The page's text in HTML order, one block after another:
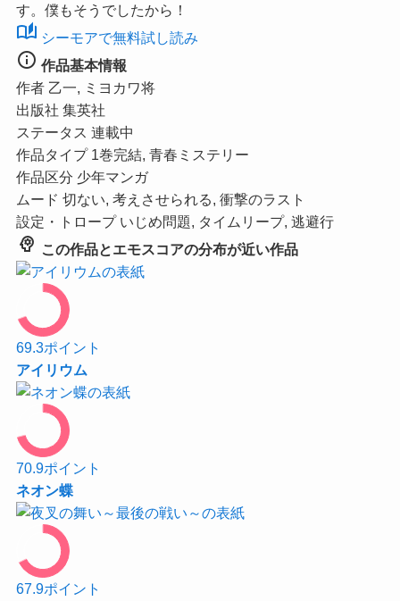
す。僕もそうでしたから！
auto_stories シーモアで無料試し読み
info 作品基本情報
作者 乙一, ミヨカワ将
出版社 集英社
ステータス 連載中
作品タイプ 1巻完結, 青春ミステリー
作品区分 少年マンガ
ムード 切ない, 考えさせられる, 衝撃のラスト
設定・トロープ いじめ問題, タイムリープ, 逃避行
psychology この作品とエモスコアの分布が近い作品
69.3ポイント
アイリウム
70.9ポイント
ネオン蝶
67.9ポイント